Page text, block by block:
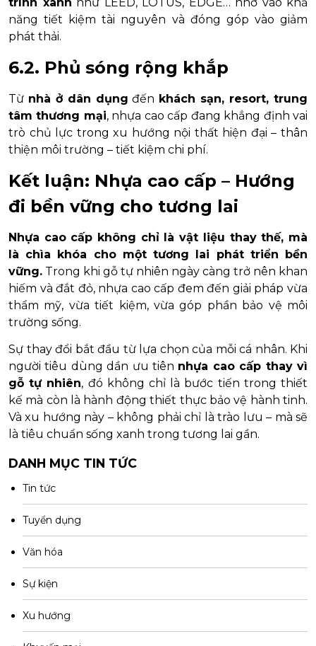
năng tiết kiệm tài nguyên và đóng góp vào giảm
phát thải.
6.2. Phủ sóng rộng khắp
Từ nhà ở dân dụng đến khách sạn, resort, trung
tâm thương mại, nhựa cao cấp đang khẳng định vai
trò chủ lực trong xu hướng nội thất hiện đại – thân
thiện môi trường – tiết kiệm chi phí.
Kết luận: Nhựa cao cấp – Hướng
đi bền vững cho tương lai
Nhựa cao cấp không chỉ là vật liệu thay thế, mà
là chìa khóa cho một tương lai phát triển bền
vững. Trong khi gỗ tự nhiên ngày càng trở nên khan
hiếm và đắt đỏ, nhựa cao cấp đem đến giải pháp vừa
thẩm mỹ, vừa tiết kiệm, vừa góp phần bảo vệ môi
trường sống.
Sự thay đổi bắt đầu từ lựa chọn của mỗi cá nhân. Khi
người tiêu dùng dần ưu tiên nhựa cao cấp thay vì
gỗ tự nhiên, đó không chỉ là bước tiến trong thiết
kế mà còn là hành động thiết thực bảo vệ hành tinh.
Và xu hướng này – không phải chỉ là trào lưu – mà sẽ
là tiêu chuẩn sống xanh trong tương lai gần.
DANH MỤC TIN TỨC
Tin tức
Tuyển dụng
Văn hóa
Sự kiện
Xu hướng